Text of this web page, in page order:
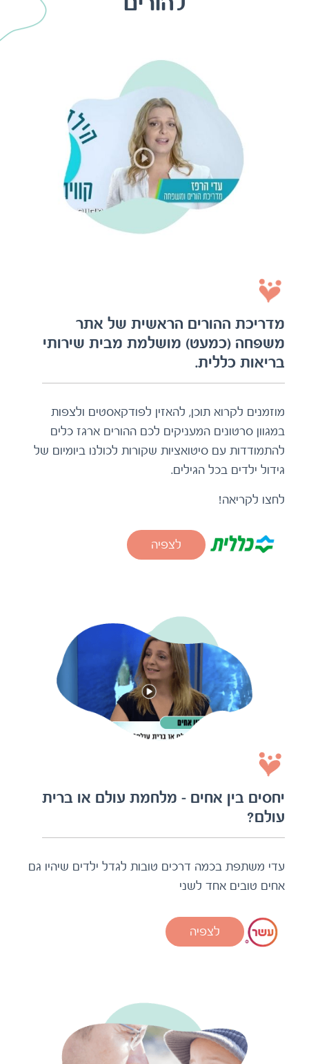
מדריכת ההורים הראשית של אתר
משפחה (כמעט) מושלמת מבית שירותי
בריאות כללית.
במגוון סרטונים המעניקים לכם ההורים ארגז כלים
להתמודדות עם סיטואציות שקורות לכולנו ביומיום של
גידול ילדים בכל הגילים.
לצפיה
יחסים בין אחים – מלחמת עולם או ברית
עולם?
אחים טובים אחד לשני
לצפיה